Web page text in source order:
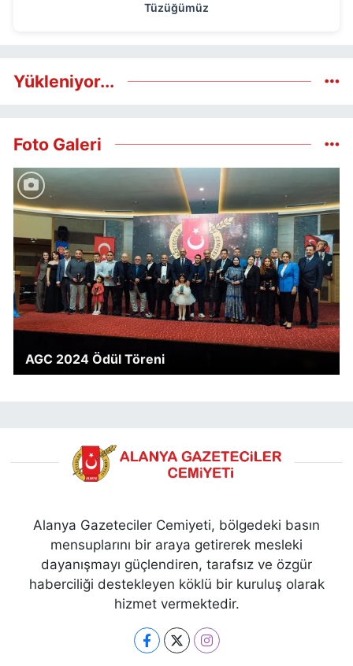
Tüzüğümüz
Yükleniyor...
Foto Galeri
AGC 2024 Ödül Töreni
Alanya Gazeteciler Cemiyeti, bölgedeki basın
mensuplarını bir araya getirerek mesleki
dayanışmayı güçlendiren, tarafsız ve özgür
haberciliği destekleyen köklü bir kuruluş olarak
hizmet vermektedir.